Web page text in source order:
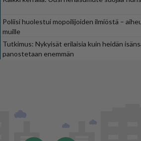
Poliisi huolestui mopoilijoiden ilmiöstä –
muille
Tutkimus: Nykyisät erilaisia kuin heidän
panostetaan enemmän